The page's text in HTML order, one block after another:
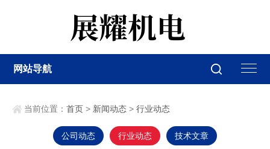
网站导航
当前位置：首页 > 新闻动态 >行业动态
公司动态 行业动态 技术文章